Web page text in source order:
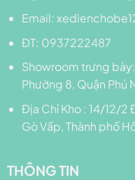
Email:
ĐT: 0937222487
Showroom trưng
Phường 8, Quận Phú
Địa Chỉ Kho : 14/12/2
Gò Vấp, Thành phố
THÔNG TIN